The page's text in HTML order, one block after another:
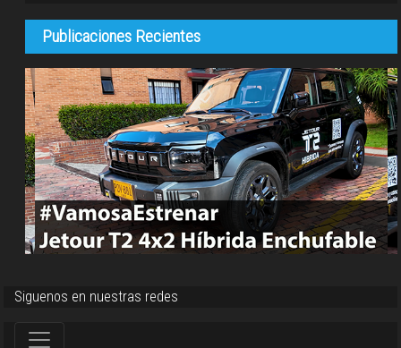
Publicaciones Recientes
Siguenos en nuestras redes